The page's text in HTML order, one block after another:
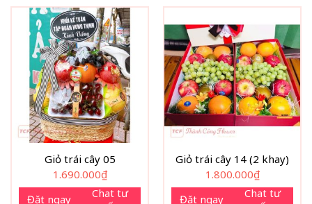
Giỏ trái cây 05
1.690.000₫
Đặt ngay
Chat tư
Giỏ trái cây 14 (2 khay)
1.800.000₫
Đặt ngay
Chat tư